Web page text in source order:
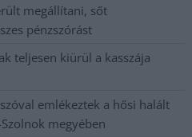
megállítani, sőt
pénzszórást
teljesen kiürül a kasszája
emlékeztek a hősi halált
megyében